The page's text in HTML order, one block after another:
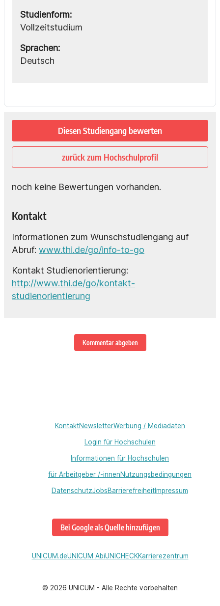
Studienform:
Vollzeitstudium
Sprachen:
Deutsch
Diesen Studiengang bewerten
zurück zum Hochschulprofil
noch keine Bewertungen vorhanden.
Kontakt
Informationen zum Wunschstudiengang auf
Abruf: www.thi.de/go/info-to-go
Kontakt Studienorientierung:
http://www.thi.de/go/kontakt-
studienorientierung
Kommentar abgeben
KontaktNewsletterWerbung / Mediadaten
Login für Hochschulen
Informationen für Hochschulen
für Arbeitgeber /-innenNutzungsbedingungen
DatenschutzJobsBarrierefreiheitImpressum
Bei Google als Quelle hinzufügen
UNICUM.deUNICUM AbiUNICHECKKarrierezentrum
© 2026 UNICUM - Alle Rechte vorbehalten